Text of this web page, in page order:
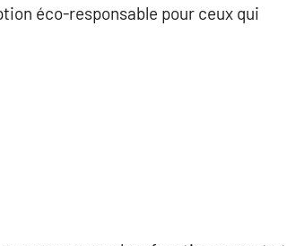
éco-responsable pour ceux qui